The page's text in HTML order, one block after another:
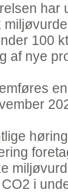
har
100
af nye
i